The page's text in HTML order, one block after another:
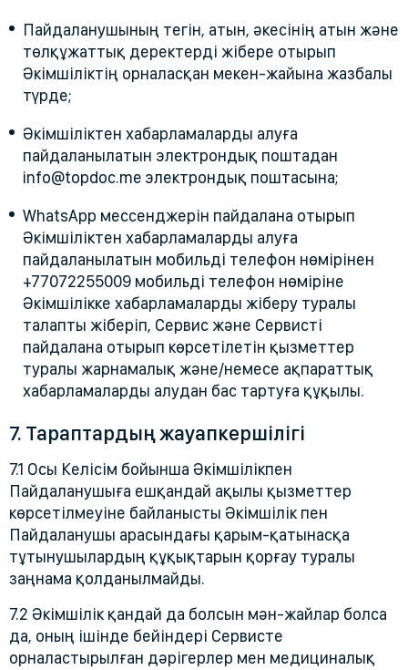
Пайдаланушының тегін, атын, әкесінің атын және
төлқұжаттық деректерді жібере отырып
Әкімшіліктің орналасқан мекен-жайына жазбалы
түрде;
Әкімшіліктен хабарламаларды алуға
пайдаланылатын электрондық поштадан
info@topdoc.me электрондық поштасына;
WhatsApp мессенджерін пайдалана отырып
Әкімшіліктен хабарламаларды алуға
пайдаланылатын мобильді телефон нөмірінен
+77072255009 мобильді телефон нөміріне
Әкімшілікке хабарламаларды жіберу туралы
талапты жіберіп, Сервис және Сервисті
пайдалана отырып көрсетілетін қызметтер
туралы жарнамалық және/немесе ақпараттық
хабарламаларды алудан бас тартуға құқылы.
7. Тараптардың жауапкершілігі
7.1 Осы Келісім бойынша Әкімшілікпен
Пайдаланушыға ешқандай ақылы қызметтер
көрсетілмеуіне байланысты Әкімшілік пен
Пайдаланушы арасындағы қарым-қатынасқа
тұтынушылардың құқықтарын қорғау туралы
заңнама қолданылмайды.
7.2 Әкімшілік қандай да болсын мән-жайлар болса
да, оның ішінде бейіндері Сервисте
орналастырылған дәрігерлер мен медициналық